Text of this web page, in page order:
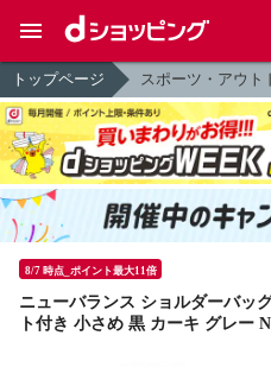
トップページ スポーツ・アウト
8/7 時点_ポイント最大11倍
ニューバランス ショルダーバッ
ト付き 小さめ 黒 カーキ グレー